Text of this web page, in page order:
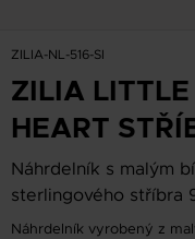
ZILIA-NL-516-SI
ZILIA LITTLE
HEART
Náhrdelník s malým
sterlingového stříbra
Náhrdelník vyrobený z